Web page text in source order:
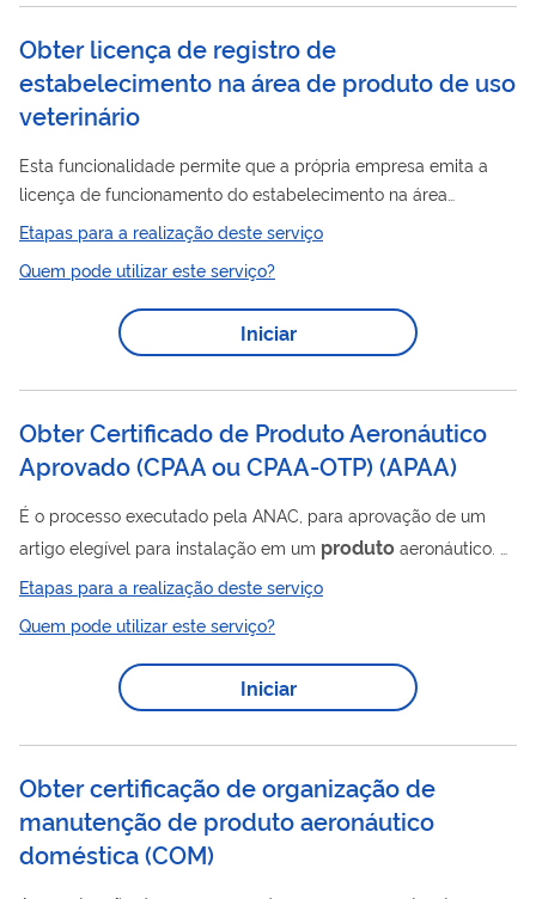
Obter licença de registro de
estabelecimento na área de produto de uso
veterinário
Esta funcionalidade permite que a própria empresa emita a
licença de funcionamento do estabelecimento na área
Produtode uso Veterinário, a partir do SIPEAGRO
Etapas para a realização deste serviço
Quem pode utilizar este serviço?
Iniciar
Obter Certificado de Produto Aeronáutico
Aprovado (CPAA ou CPAA-OTP) (APAA)
É o processo executado pela ANAC, para aprovação de um
artigo elegível para instalação em um produto aeronáutico. A
aprovação da ANAC poderá ser: (a) sob um certificado de
certificado deprodutoaeronáutico aprovado sob uma ordem
técnica padrão (CPAA-OTP); (c) em conjunto com
procedimentos da certificação de tipo para umproduto
Etapas para a realização deste serviço
Quem pode utilizar este serviço?
Iniciar
Obter certificação de organização de
manutenção de produto aeronáutico
doméstica(COM)